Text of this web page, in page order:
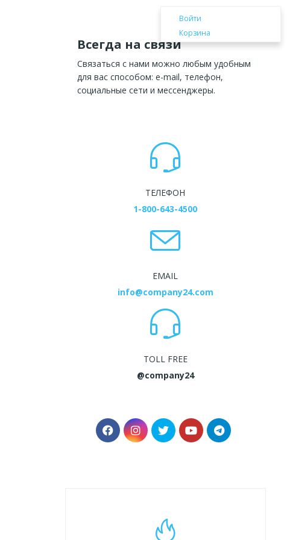
Всегда на связи
Связаться с нами можно любым удобным
для вас способом: e-mail, телефон,
социальные сети и мессенджеры.
ТЕЛЕФОН
1-800-643-4500
EMAIL
info@company24.com
TOLL FREE
@company24
Войти
Корзина